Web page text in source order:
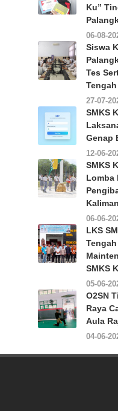
Ku”
06-08-
Siswa
Tes
27-07-
SMKS
Genap
12-06-
SMKS
Lomba
06-06-
LKS
SMKS
05-06-
O2SN
Raya
Aula
04-06-